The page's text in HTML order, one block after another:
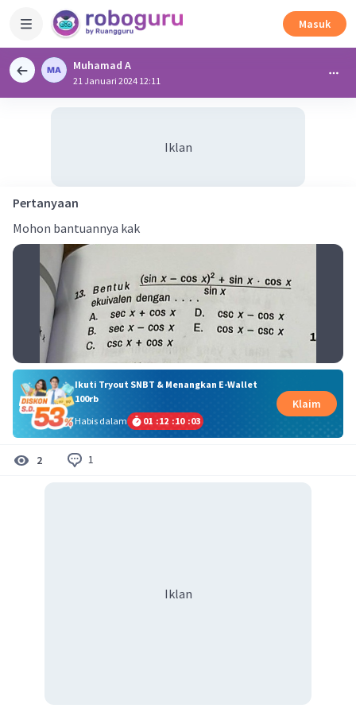
Masuk
Muhamad A
21 Januari 2024 12:11
Iklan
Pertanyaan
Mohon bantuannya kak
Ikuti Tryout SNBT & Menangkan E-Wallet
100rb
Habis dalam
01 :12 :10 :03
Klaim
2 1
Iklan